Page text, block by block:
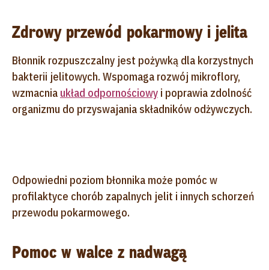
Zdrowy przewód pokarmowy i jelita
Błonnik rozpuszczalny jest pożywką dla korzystnych
bakterii jelitowych. Wspomaga rozwój mikroflory,
wzmacnia układ odpornościowy i poprawia zdolność
organizmu do przyswajania składników odżywczych.
Odpowiedni poziom błonnika może pomóc w
profilaktyce chorób zapalnych jelit i innych schorzeń
przewodu pokarmowego.
Pomoc w walce z nadwagą